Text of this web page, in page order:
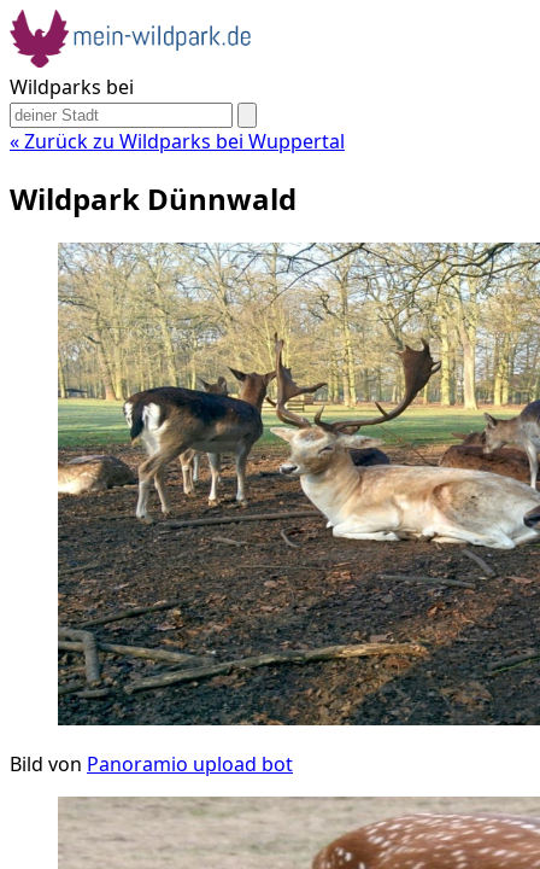
Wildparks bei
« Zurück zu Wildparks bei Wuppertal
Wildpark Dünnwald
Bild von Panoramio upload bot